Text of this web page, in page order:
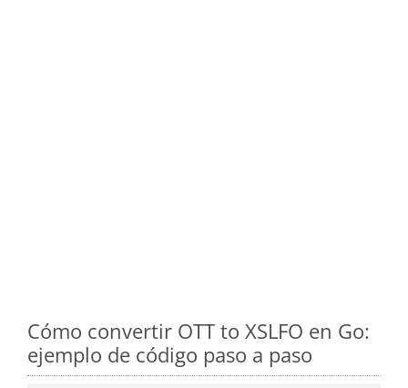
Cómo convertir OTT to XSLFO en Go:
ejemplo de código paso a paso